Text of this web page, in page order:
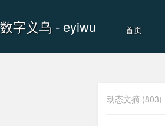
数字义乌 - eyiwu 首页
动态文摘 (803)